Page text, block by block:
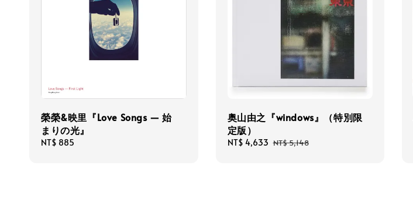
榮榮&映里『Love Songs — 始
まりの光』
Regular
NT$ 885
奥山由之『windows』（特別限
定版）
Sale
NT$ 4,633 Regular
NT$ 5,148